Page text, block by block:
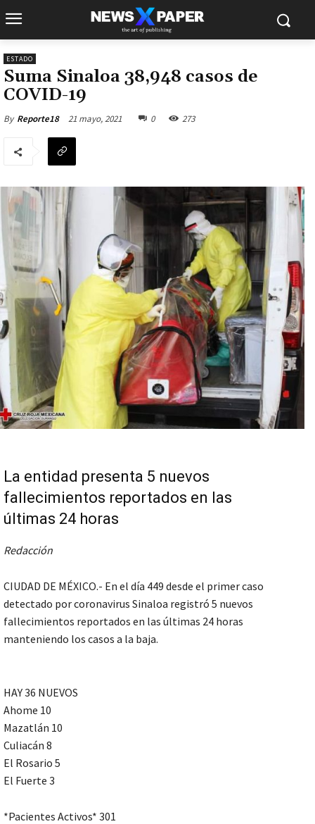
ESTADO
Suma Sinaloa 38,948 casos de
COVID-19
By Reporte18 21 mayo, 2021 0 273
La entidad presenta 5 nuevos
fallecimientos reportados en las
últimas 24 horas
Redacción
CIUDAD DE MÉXICO.- En el día 449 desde el primer caso
detectado por coronavirus Sinaloa registró 5 nuevos
fallecimientos reportados en las últimas 24 horas
manteniendo los casos a la baja.
HAY 36 NUEVOS
Ahome 10
Mazatlán 10
Culiacán 8
El Rosario 5
El Fuerte 3
*Pacientes Activos* 301